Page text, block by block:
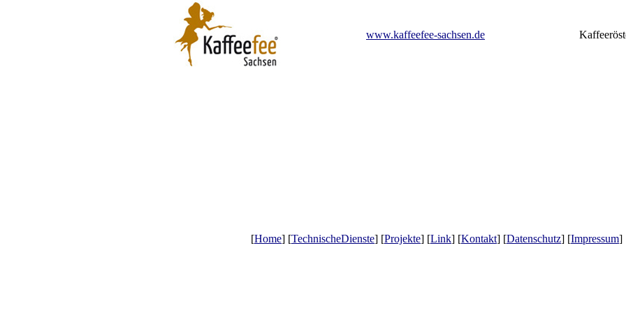
www.kaffeefee-sachsen.de
[Home] [TechnischeDienste] [Projekte] [Link] [Kontakt] [Datenschutz] [Impressum]